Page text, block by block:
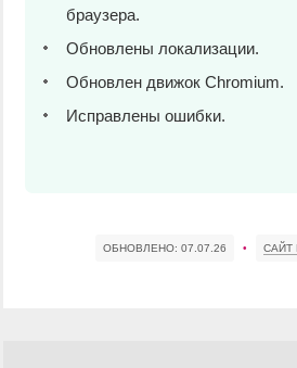
браузера.
Обновлены локализации.
Обновлен движок Chromium.
Исправлены ошибки.
ОБНОВЛЕНО: 07.07.26 • САЙТ